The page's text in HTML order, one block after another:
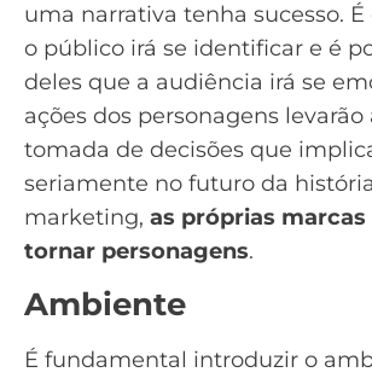
uma narrativa tenha sucesso.
o público irá se identificar e é
deles que a audiência irá se
ações dos personagens levarão
tomada de decisões que
seriamente no futuro da
marketing, as próprias
tornar personagens.
Ambiente
É fundamental introduzir o